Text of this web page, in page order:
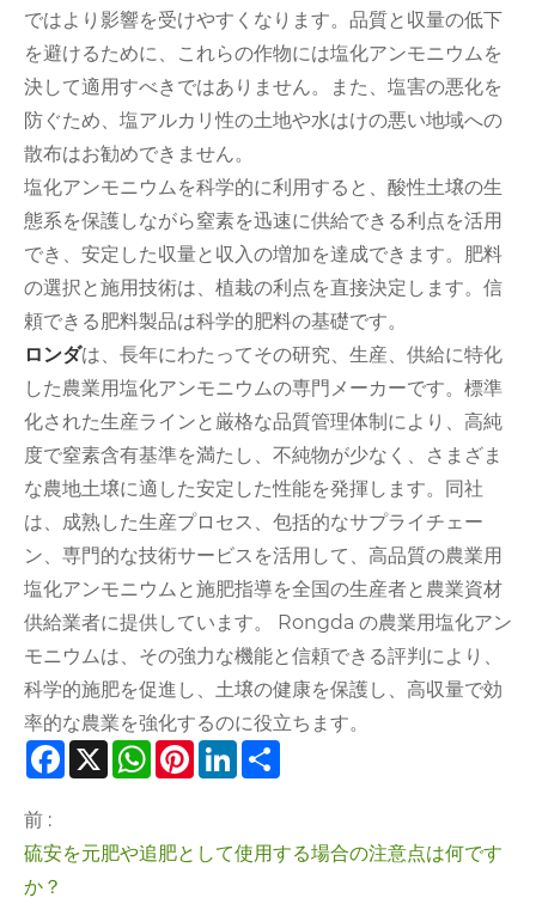
ではより影響を受けやすくなります。品質と収量の低下
を避けるために、これらの作物には塩化アンモニウムを
決して適用すべきではありません。また、塩害の悪化を
防ぐため、塩アルカリ性の土地や水はけの悪い地域への
散布はお勧めできません。
塩化アンモニウムを科学的に利用すると、酸性土壌の生
態系を保護しながら窒素を迅速に供給できる利点を活用
でき、安定した収量と収入の増加を達成できます。肥料
の選択と施用技術は、植栽の利点を直接決定します。信
頼できる肥料製品は科学的肥料の基礎です。
ロンダは、長年にわたってその研究、生産、供給に特化
した農業用塩化アンモニウムの専門メーカーです。標準
化された生産ラインと厳格な品質管理体制により、高純
度で窒素含有基準を満たし、不純物が少なく、さまざま
な農地土壌に適した安定した性能を発揮します。同社
は、成熟した生産プロセス、包括的なサプライチェー
ン、専門的な技術サービスを活用して、高品質の農業用
塩化アンモニウムと施肥指導を全国の生産者と農業資材
供給業者に提供しています。 Rongda の農業用塩化アン
モニウムは、その強力な機能と信頼できる評判により、
科学的施肥を促進し、土壌の健康を保護し、高収量で効
率的な農業を強化するのに役立ちます。
Facebook
X WhatsApp
Pinterest
LinkedIn
前 :
硫安を元肥や追肥として使用する場合の注意点は何です
か？